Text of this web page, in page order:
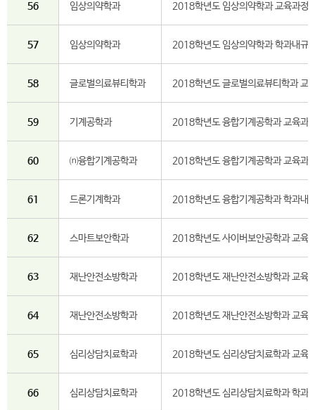
56 임상의약학과 2018학년도 임상의약학과 교육과정
57 임상의약학과 2018학년도 임상의약학과 학과내규
58 글로벌의료뷰티학과 2018학년도 글로벌의료뷰티학과 교
59 기계공학과 2018학년도 융합기계공학과 교육과
60 ⒩융합기계공학과 2018학년도 융합기계공학과 교육과
61 드론기계학과 2018학년도 융합기계공학과 학과내
62 스마트보안학과 2018학년도 사이버보안공학과 교육
63 재난안전소방학과 2018학년도 재난안전소방학과 교육
64 재난안전소방학과 2018학년도 재난안전소방학과 교육
65 심리상담치료학과 2018학년도 심리상담치료학과 교육
66 심리상담치료학과 2018학년도 심리상담치료학과 학과